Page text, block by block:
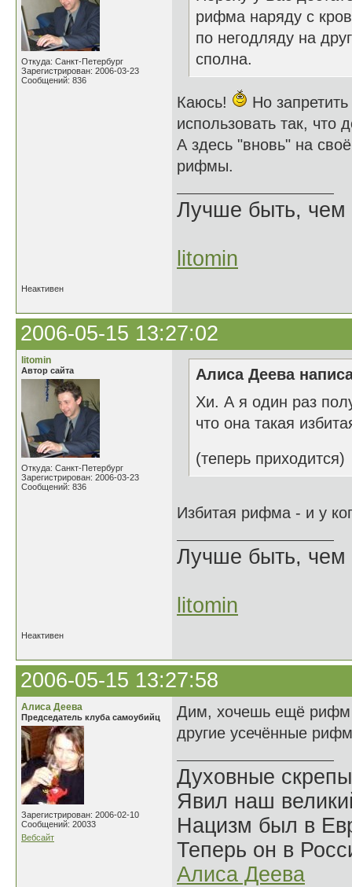
Откуда: Санкт-Петербург
Зарегистрирован: 2006-03-23
Сообщений: 836
рифма наряду с
по негодляду на
сполна.
Каюсь!
Но
использовать так, что
А здесь "вновь" на
рифмы.
Лучше быть, чем
litomin
Неактивен
2006-05-15 13:27:02
litomin
Автор сайта
Откуда: Санкт-Петербург
Зарегистрирован: 2006-03-23
Сообщений: 836
Алиса Деева
Хи. А я один раз
что она такая
(теперь приходится)
Избитая рифма - и у
Лучше быть, чем
litomin
Неактивен
2006-05-15 13:27:58
Алиса Деева
Председатель клуба самоубийц
Зарегистрирован: 2006-02-10
Сообщений: 20033
Вебсайт
Дим, хочешь ещё рифм
другие усечённые
Духовные
Явил наш
Нацизм был в
Теперь он в
Алиса Деева